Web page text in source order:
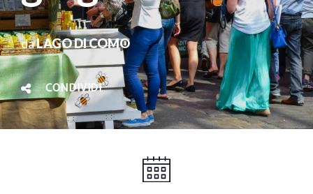
daLAGO DI COMO
CONDIVIDI